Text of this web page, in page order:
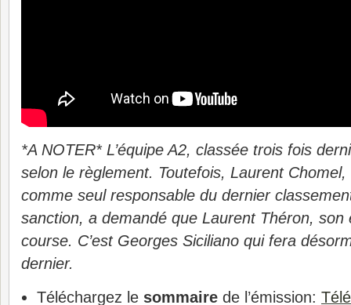
*A NOTER* L’équipe A2, classée trois fois
selon le règlement. Toutefois, Laurent
comme seul responsable du dernier
sanction, a demandé que Laurent Théron, son
course. C’est Georges Siciliano qui fera
dernier.
Téléchargez le sommaire de l’émission: